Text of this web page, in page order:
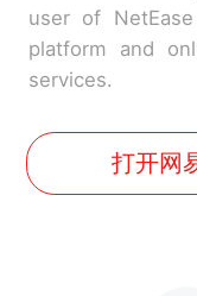
user of
platform and
services.
打开网